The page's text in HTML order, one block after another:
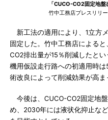
「CUCO-CO2固定地
竹中工務店プレスリリ
新工法の適用により、1立方
固定した。竹中工務店による
CO2排出量が15％削減したと
機用仮設走行路への初適用時
術改良によって削減効果が高ま
今後は、CUCO-CO2固定地
め、2030年には液状化抑止な